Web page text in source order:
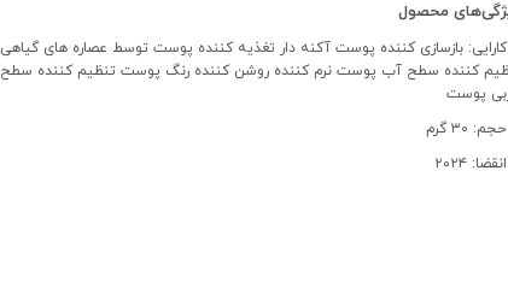
محصول
کارایی: بازسازی کننده پوست آکنه دار تغذیه کننده پوست توسط عصاره های گیاهی
کننده سطح آب پوست نرم کننده روشن کننده رنگ پوست تنظیم کننده سطح
پوست
حجم: ۳۰ گرم
انقضا: ۲۰۲۴